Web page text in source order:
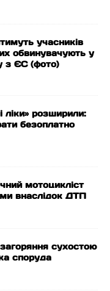
учасників
обвинувачують у
з ЄС (фото)
ліки» розширили:
безоплатно
мотоцикліст
внаслідок ДТП
сухостою
споруда